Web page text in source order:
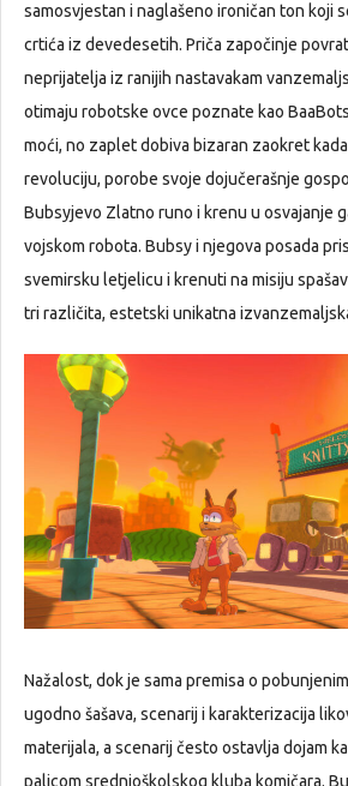
samosvjestan i naglašeno ironičan ton koji
crtića iz devedesetih. Priča započinje
neprijatelja iz ranijih nastavakam
otimaju robotske ovce poznate kao
moći, no zaplet dobiva bizaran zaokret
revoluciju, porobe svoje dojučerašnje
Bubsyjevo Zlatno runo i krenu u osvajanje
vojskom robota. Bubsy i njegova posada
svemirsku letjelicu i krenuti na misiju
tri različita, estetski unikatna
Nažalost, dok je sama premisa o
ugodno šašava, scenarij i karakterizacija
materijala, a scenarij često ostavlja dojam
palicom srednjoškolskog kluba komičara.